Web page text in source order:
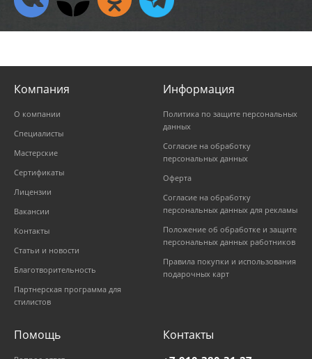
Компания
О компании
Специалисты
Мастерские
Сертификаты
Лицензии
Вакансии
Контакты
Статьи и новости
Благотворительность
Партнерская программа для
стилистов
Информация
Политика по защите персональных
данных
Согласие на обработку
персональных данных
Оферта
Согласие на обработку
персональных данных для рекламы
Положение об обработке и защите
персональных данных работников
Правила покупки и использования
подарочных карт
Помощь Контакты